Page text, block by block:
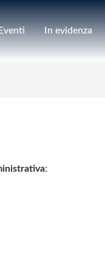
Eventi In evidenza
: